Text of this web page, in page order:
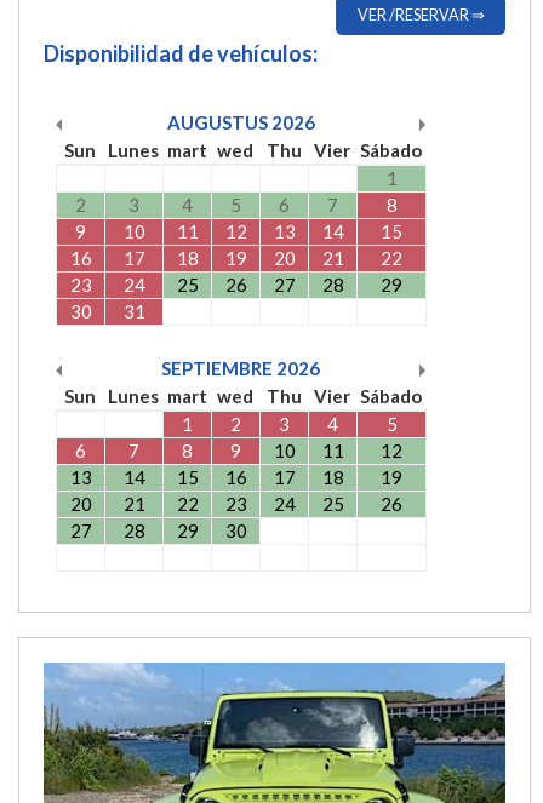
VER /RESERVAR ⇒
Disponibilidad de vehículos:
AUGUSTUS 2026
Sun
Lunes mart wed Thu Vier Sábado
1
2
3 4 5 6 7
8
9
10 11 12 13 14
15
16
17 18 19 20 21
22
23
24 25 26 27 28
29
30
31
SEPTIEMBRE 2026
Sun
Lunes mart wed Thu Vier Sábado
1
2 3 4
5
6
7 8 9 10 11
12
13
14 15 16 17 18
19
20
21 22 23 24 25
26
27
28 29 30